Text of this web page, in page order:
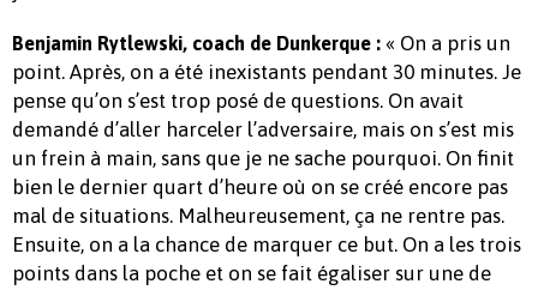
Benjamin Rytlewski, coach de Dunkerque : « On a pris un
point. Après, on a été inexistants pendant 30 minutes. Je
pense qu’on s’est trop posé de questions. On avait
demandé d’aller harceler l’adversaire, mais on s’est mis
un frein à main, sans que je ne sache pourquoi. On finit
bien le dernier quart d’heure où on se créé encore pas
mal de situations. Malheureusement, ça ne rentre pas.
Ensuite, on a la chance de marquer ce but. On a les trois
points dans la poche et on se fait égaliser sur une de